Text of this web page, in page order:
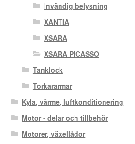
Invändig belysning
XANTIA
XSARA
XSARA PICASSO
Tanklock
Torkararmar
Kyla, värme, luftkonditionering
Motor - delar och tillbehör
Motorer, växellådor